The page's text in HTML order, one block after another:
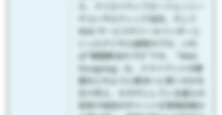
やコンサルティング会社、そして
Web サービスやツールベンダーと
いったデジタル施策のプロ、いわ
ば“課題解決のプロ”です。『Web
Designing』は、クライアントの課
題をどのように解決へと導くのかを
日々考え、カタチにしている彼らの
知見や技術のポイントを現場目線か